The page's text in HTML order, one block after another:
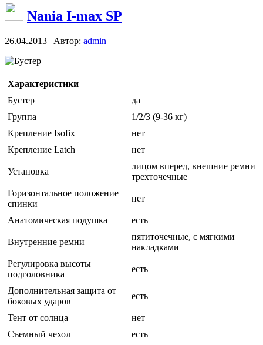
Nania I-max SP
26.04.2013 | Автор: admin
Бустер
Характеристики
Бустер
да
Группа
1/2/3 (9-36 кг)
Крепление Isofix
нет
Крепление Latch
нет
Установка
лицом вперед, внешние ремни
трехточечные
Горизонтальное положение
спинки
нет
Анатомическая подушка есть
Внутренние ремни
пятиточечные, с мягкими
накладками
Регулировка высоты
подголовника
есть
Дополнительная защита от
боковых ударов
есть
Тент от солнца
нет
Съемный чехол
есть